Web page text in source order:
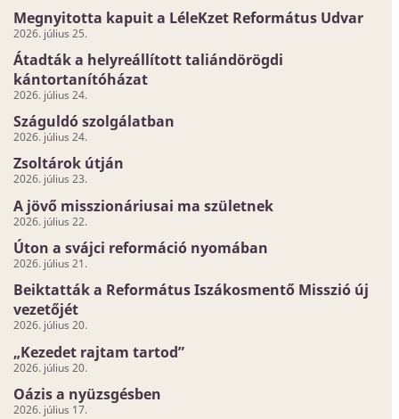
Megnyitotta kapuit a LéleKzet Református Udvar
2026. július 25.
Átadták a helyreállított taliándörögdi
kántortanítóházat
2026. július 24.
Száguldó szolgálatban
2026. július 24.
Zsoltárok útján
2026. július 23.
A jövő misszionáriusai ma születnek
2026. július 22.
Úton a svájci reformáció nyomában
2026. július 21.
Beiktatták a Református Iszákosmentő Misszió új
vezetőjét
2026. július 20.
„Kezedet rajtam tartod”
2026. július 20.
Oázis a nyüzsgésben
2026. július 17.